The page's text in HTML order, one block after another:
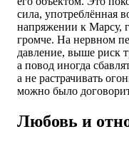
сила, употреблённая
напряжении к Марсу,
громче. На нервном
давление, выше риск
а повод иногда
а не растрачивать
можно было
Любовь и